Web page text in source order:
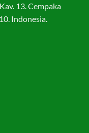
13. Cempaka
Indonesia.